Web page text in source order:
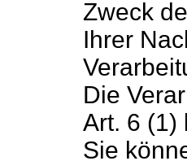
Zweck
Ihrer
Die
Art. 6 (1)
Sie